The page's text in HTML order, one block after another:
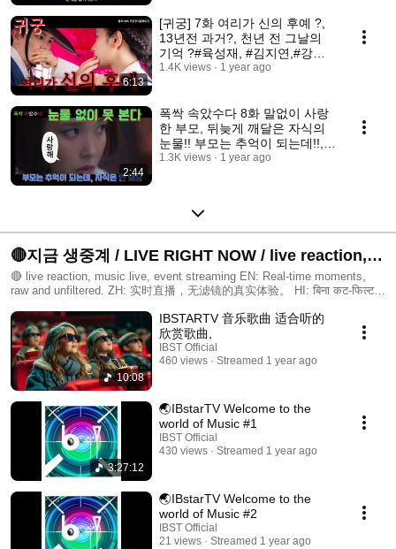
6:13
[귀궁] 7화 여리가 신의 후예 ?,
13년전 과거?, 천년 전 그날의
기억 ?#육성재, #김지연,#강철
이 #김지훈
1.4K views 1 year ago
2:44
폭싹 속았수다 8화 말없이 사랑
한 부모, 뒤늦게 깨달은 자식의
눈물!! 부모는 추억이 되는데!!,
자식은 안 돼요 ? #아이유 #박보
1.3K views 1 year ago
🔴지금 생중계 / LIVE RIGHT NOW / live reaction,
music live, event streaming
🔴 live reaction, music live, event streaming EN: Real-time moments,
raw and unfiltered. ZH: 实时直播，无滤镜的真实体验。 HI: बिना कट-फिल्टर,
Khoảnh khắc thực tế – phát trực tiếp không chỉnh sửa. TH: ถ่ายทอดสด
แบบไม่มีกรอง ทุกช่วงเวลาจริงใจ #LiveNow #StreamingToday #现场直播
#लाइवअभी #SiaranLangsung #phátsóngtrực tiếp #ถ่ายทอดสด #실시간라이
브
10:08
IBSTARTV 音乐歌曲 适合听的
欣赏歌曲,
IBST Official
460 views
Streamed 1 year ago
3:27:12
🌏IBstarTV Welcome to the
world of Music #1
IBST Official
430 views
Streamed 1 year ago
🌏IBstarTV Welcome to the
world of Music #2
IBST Official
21 views
Streamed 1 year ago